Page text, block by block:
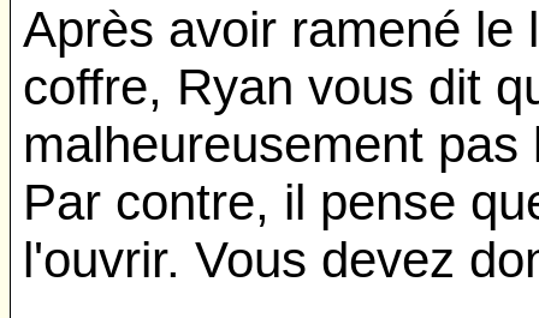
Après avoir ramené le
coffre, Ryan vous dit
malheureusement pas
Par contre, il pense
l'ouvrir. Vous devez